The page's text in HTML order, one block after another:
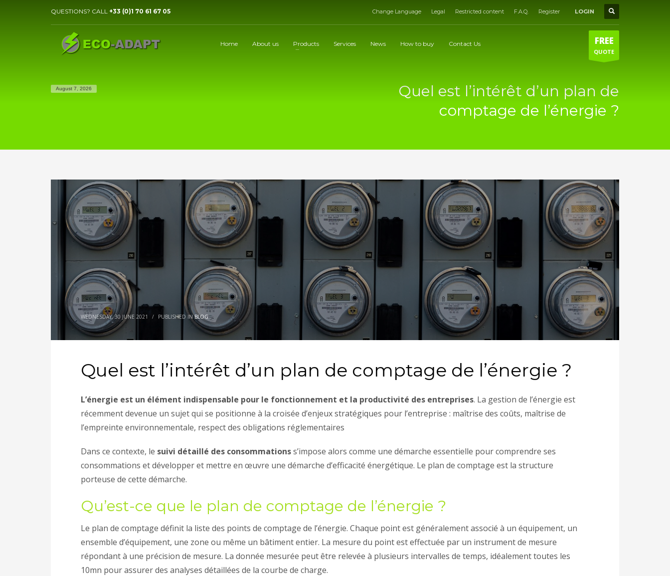
QUESTIONS? CALL +33 (0)1 70 61 67 05 Change Language Legal Restricted content F.A.Q. Register LOGIN
Home About us Products Services News How to buy Contact Us FREE
QUOTE
August 7, 2026
Quel est l’intérêt d’un plan de
comptage de l’énergie ?
WEDNESDAY, 30 JUNE 2021 / PUBLISHED INBLOG
Quel est l’intérêt d’un plan de comptage de l’énergie ?
L’énergie est un élément indispensable pour le fonctionnement et la productivité des entreprises. La gestion de l’énergie est
récemment devenue un sujet qui se positionne à la croisée d’enjeux stratégiques pour l’entreprise : maîtrise des coûts, maîtrise de
l’empreinte environnementale, respect des obligations réglementaires
Dans ce contexte, le suivi détaillé des consommationss’impose alors comme une démarche essentielle pour comprendre ses
consommations et développer et mettre en œuvre une démarche d’efficacité énergétique. Le plan de comptage est la structure
porteuse de cette démarche.
Qu’est-ce que le plan de comptage de l’énergie ?
Le plan de comptage définit la liste des points de comptage de l’énergie. Chaque point est généralement associé à un équipement, un
ensemble d’équipement, une zone ou même un bâtiment entier. La mesure du point est effectuée par un instrument de mesure
répondant à une précision de mesure. La donnée mesurée peut être relevée à plusieurs intervalles de temps, idéalement toutes les
10mn pour assurer des analyses détaillées de la courbe de charge.